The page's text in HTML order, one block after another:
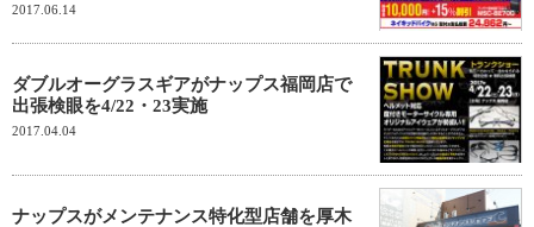
2017.06.14
ダブルオーグラスギアがナップス福岡店で
出張検眼を4/22・23実施
2017.04.04
ナップスがメンテナンス特化型店舗を厚木